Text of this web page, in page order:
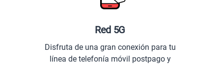
Red 5G
Disfruta de una gran conexión para tu
línea de telefonía móvil postpago y